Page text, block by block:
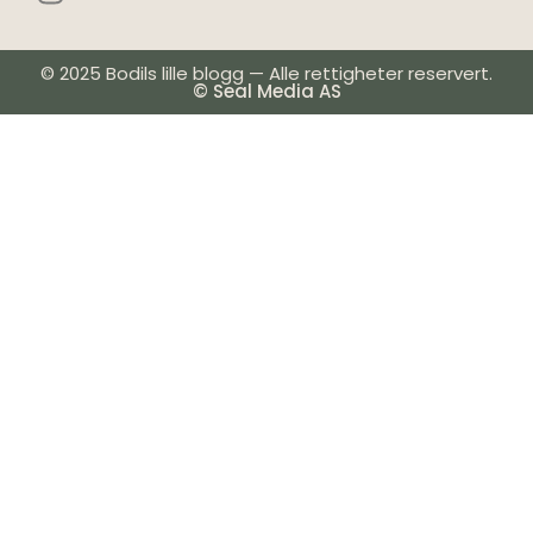
© 2025 Bodils lille blogg — Alle rettigheter reservert.
© Seal Media AS